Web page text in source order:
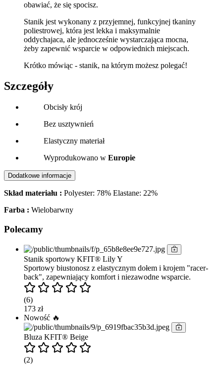
obawiać, że się spocisz.
Stanik jest wykonany z przyjemnej, funkcyjnej tkaniny
poliestrowej, która jest lekka i maksymalnie
oddychajaca, ale jednocześnie wystarczająca mocna,
żeby zapewnić wsparcie w odpowiednich miejscach.
Krótko mówiąc - stanik, na którym możesz polegać!
Szczegóły
Obcisły krój
Bez usztywnień
Elastyczny materiał
Wyprodukowano w Europie
Dodatkowe informacje
Skład materiału : Polyester: 78% Elastane: 22%
Farba : Wielobarwny
Polecamy
Stanik sportowy KFIT® Lily Y
Sportowy biustonosz z elastycznym dołem i krojem "racer-
back", zapewniający komfort i niezawodne wsparcie.
(6)
173 zł
Nowość 🔥
Bluza KFIT® Beige
(2)